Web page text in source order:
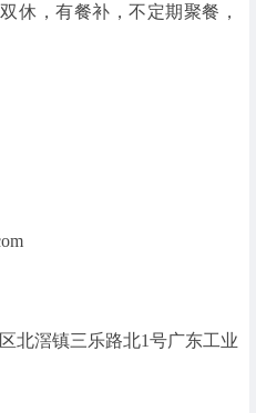
休，有餐补，不定期聚餐，
北滘镇三乐路北1号广东工业